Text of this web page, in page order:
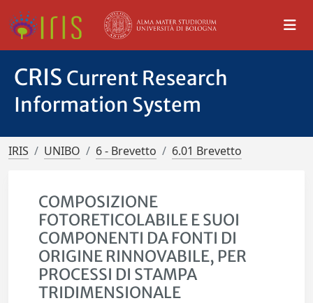
CRIS Current Research
Information System
IRIS UNIBO 6 - Brevetto 6.01 Brevetto
COMPOSIZIONE
FOTORETICOLABILE E SUOI
COMPONENTI DA FONTI DI
ORIGINE RINNOVABILE, PER
PROCESSI DI STAMPA
TRIDIMENSIONALE